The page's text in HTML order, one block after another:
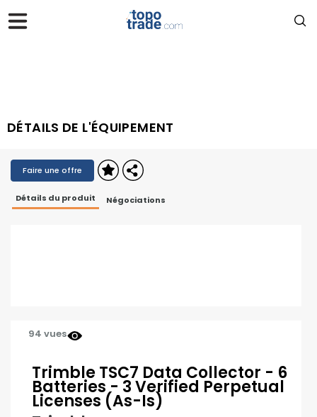
DÉTAILS DE L'ÉQUIPEMENT
Faire une offre
Détails du produit Négociations
94 vues
Trimble TSC7 Data Collector - 6
Batteries - 3 Verified Perpetual
Licenses (As-Is)